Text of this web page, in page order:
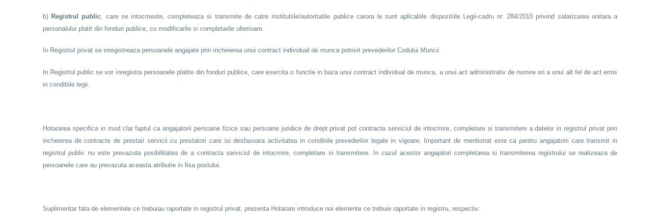
b) Registrul public , care se intocmeste, completeaza si transmite de catre institutiile/autoritatile publice carora le sunt aplicabile dispozitiile Legii-cadru nr. 284/2010 privind salarizarea unitara a
personalului platit din fonduri publice, cu modificarile si completarile ulterioare.
In Registrul privat se inregistreaza persoanele angajate prin incheierea unui contract individual de munca potrivit prevederilor Codului Muncii.
In Registrul public se vor inregistra persoanele platite din fonduri publice, care exercita o functie in baza unui contract individual de munca, a unui act administrativ de numire ori a unui alt fel de act emis
in conditiile legii.
Hotararea specifica in mod clar faptul ca angajatorii persoane fizice sau persoane juridice de drept privat pot contracta serviciul de intocmire, completare si transmitere a datelor in registrul privat prin
incheierea de contracte de prestari servicii cu prestatori care isi desfasoara activitatea in conditiile prevederilor legale in vigoare. Important de mentionat este ca pentru angajatorii care transmit in
registrul public nu este prevazuta posibilitatea de a contracta serviciul de intocmire, completare si transmitere. In cazul acestor angajatori completarea si transmiterea registrului se realizeaza de
persoanele care au prevazuta aceasta atributie in fisa postului.
Suplimentar fata de elementele ce trebuiau raportate in registrul privat, prezenta Hotarare introduce noi elemente ce trebuie raportate in registru, respectiv: